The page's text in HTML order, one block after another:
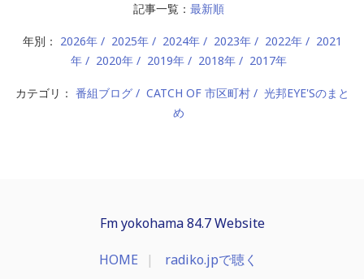
記事一覧： 最新順
年別： 2026年 2025年 2024年 2023年 2022年
2021
年
2020年 2019年 2018年 2017年
カテゴリ： 番組ブログ CATCH OF 市区町村
光邦EYE'Sのまと
め
Fm yokohama 84.7 Website
HOME radiko.jpで聴く